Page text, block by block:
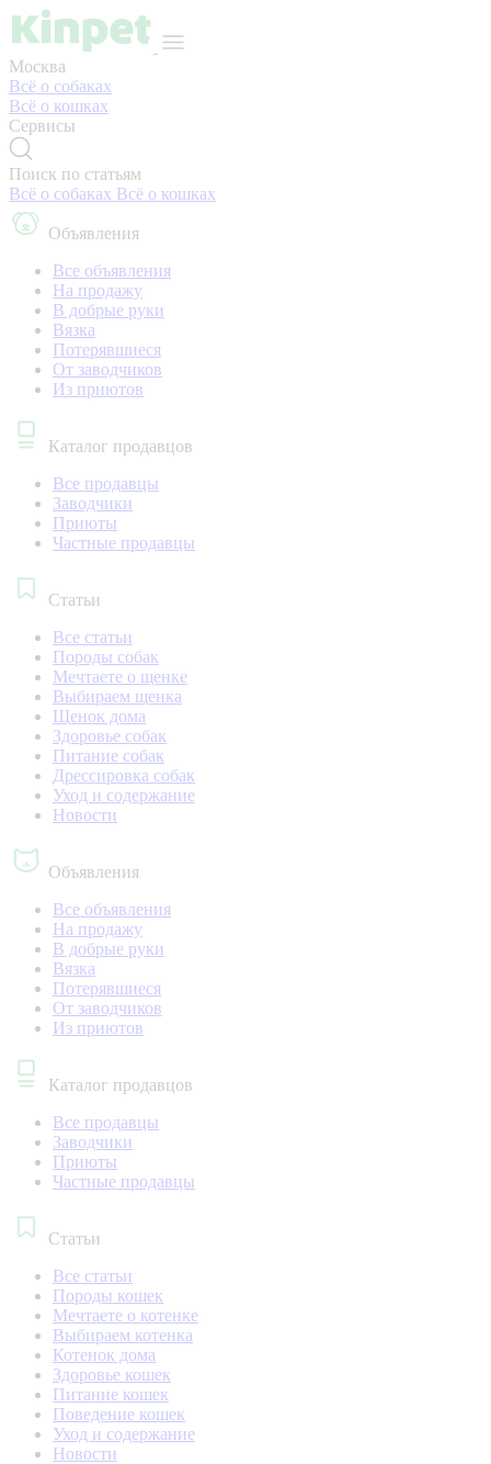
Москва
Всё о собаках
Всё о кошках
Сервисы
Поиск по статьям
Всё о собаках Всё о кошках
Объявления
Все объявления
На продажу
В добрые руки
Вязка
Потерявшиеся
От заводчиков
Из приютов
Каталог продавцов
Все продавцы
Заводчики
Приюты
Частные продавцы
Статьи
Все статьи
Породы собак
Мечтаете о щенке
Выбираем щенка
Щенок дома
Здоровье собак
Питание собак
Дрессировка собак
Уход и содержание
Новости
Объявления
Все объявления
На продажу
В добрые руки
Вязка
Потерявшиеся
От заводчиков
Из приютов
Каталог продавцов
Все продавцы
Заводчики
Приюты
Частные продавцы
Статьи
Все статьи
Породы кошек
Мечтаете о котенке
Выбираем котенка
Котенок дома
Здоровье кошек
Питание кошек
Поведение кошек
Уход и содержание
Новости